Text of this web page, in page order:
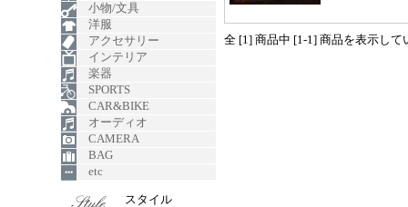
全 [1] 商品中 [1-1] 商品を表示して
小物/文具
洋服
アクセサリー
インテリア
楽器
SPORTS
CAR&BIKE
オーディオ
CAMERA
BAG
etc
スタイル